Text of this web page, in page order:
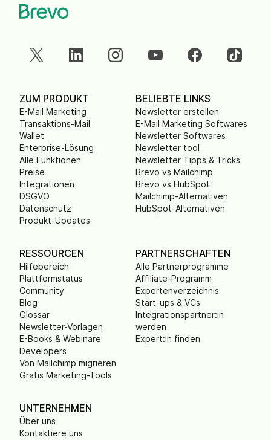
ZUM PRODUKT
E-Mail Marketing
Transaktions-Mail
Wallet
Enterprise-Lösung
Alle Funktionen
Preise
Integrationen
DSGVO
Datenschutz
Produkt-Updates
BELIEBTE LINKS
Newsletter erstellen
E-Mail Marketing Softwares
Newsletter Softwares
Newsletter tool
Newsletter Tipps & Tricks
Brevo vs Mailchimp
Brevo vs HubSpot
Mailchimp-Alternativen
HubSpot-Alternativen
RESSOURCEN
Hilfebereich
Plattformstatus
Community
Blog
Glossar
Newsletter-Vorlagen
E-Books & Webinare
Developers
Von Mailchimp migrieren
Gratis Marketing-Tools
PARTNERSCHAFTEN
Alle Partnerprogramme
Affiliate-Programm
Expertenverzeichnis
Start-ups & VCs
Integrationspartner:in
werden
Expert:in finden
UNTERNEHMEN
Über uns
Kontaktiere uns